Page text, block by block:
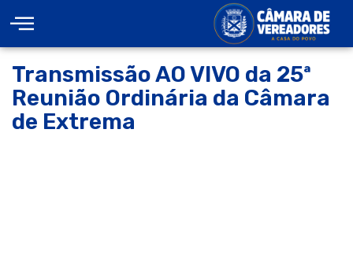
Transmissão AO VIVO da 25ª
Reunião Ordinária da Câmara
de Extrema